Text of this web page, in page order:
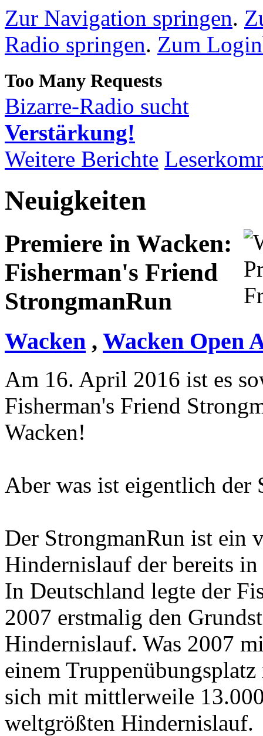
Zur Navigation springen.
Radio springen. Zum
Bizarre-Radio sucht
Verstärkung!
Weitere Berichte
Neuigkeiten
Premiere in Wacken:
Fisherman's Friend
StrongmanRun
Wacken , Wacken Open
Am 16. April 2016 ist es
Fisherman's Friend
Wacken!
Aber was ist eigentlich der
Der StrongmanRun ist ein
Hindernislauf der bereits
In Deutschland legte der
2007 erstmalig den
Hindernislauf. Was 2007
einem
sich mit mittlerweile
weltgrößten Hindernislauf.